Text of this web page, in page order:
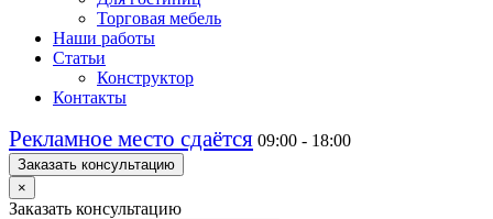
Торговая мебель
Наши работы
Статьи
Конструктор
Контакты
Рекламное место сдаётся 09:00 - 18:00
Заказать консультацию
×
Заказать консультацию